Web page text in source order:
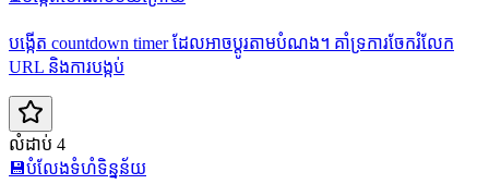
បង្កើត countdown timer ដែលអាចប្តូរតាមបំណង។ គាំទ្រការចែករំលែក
URL និងការបង្កប់
លំដាប់ 4
💾បំលែងទំហំទិន្នន័យ